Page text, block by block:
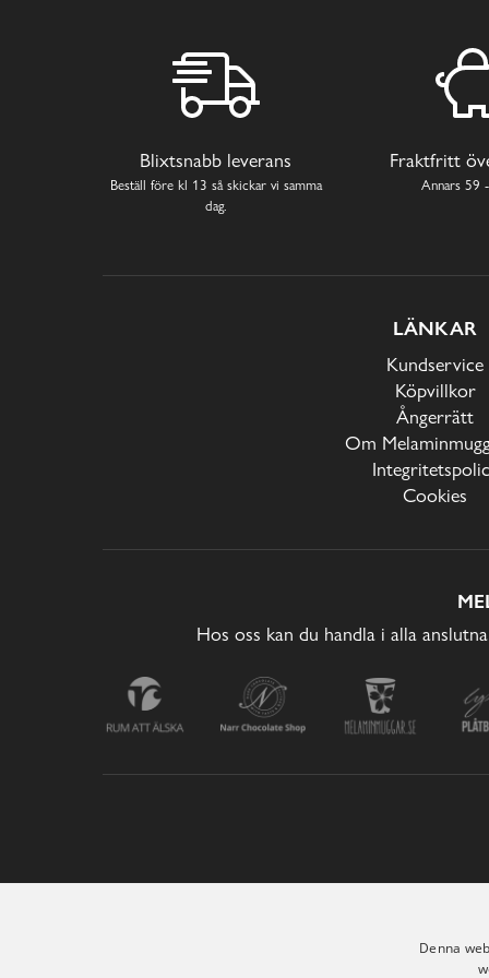
Blixtsnabb leverans
Beställ före kl 13 så skickar vi samma
dag.
Fraktfritt
Annars 59
LÄNKAR
Kundservice
Köpvillkor
Ångerrätt
Om
Cookies
Hos oss kan du handla i alla
Denna